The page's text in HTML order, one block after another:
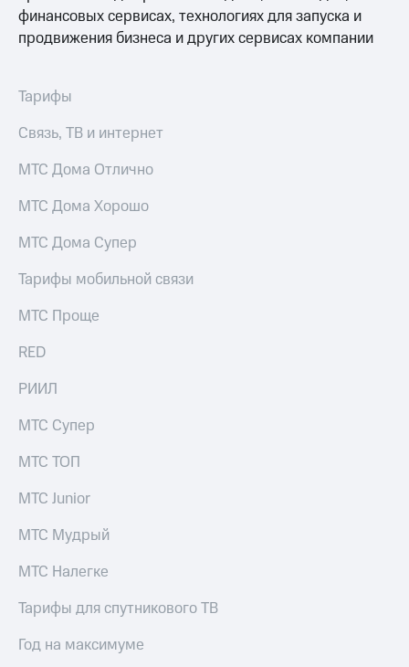
онлайн
Скидка 30%
Деньги
МТС
Накопления
Откладывайте
деньги
и получайте
доход 15%
и
Настройки
автоплатежа
Пополнить
номер
другого
оператора
Оплата
и
Тарифы
RED,
с карты
МТС Деньги
Обзоры
товаров
Скидки
до 40%
на смартфоны
покупке
финансовых сервисах, технологиях для запуска и
продвижения бизнеса и других сервисах компании
Тарифы
Связь, ТВ и интернет
МТС Дома Отлично
МТС Дома Хорошо
МТС Дома Супер
Тарифы мобильной связи
МТС Проще
RED
РИИЛ
МТС Супер
МТС ТОП
МТС Junior
МТС Мудрый
МТС Налегке
Тарифы для спутникового ТВ
Год на максимуме